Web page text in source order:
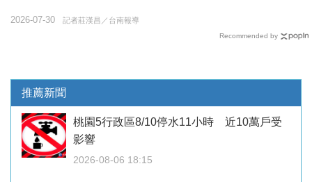
記者莊漢昌／台南報導
2026-07-30
Recommended by
推薦新聞
桃園5行政區8/10停水11小時 近10萬戶受
影響
2026-08-06 18:15